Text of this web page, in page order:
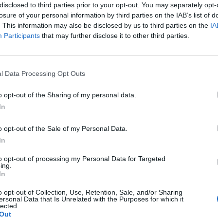
to third parties prior to your opt-out. You may separately
of your personal information by third parties on the IAB’s list of
This information may also be disclosed by us to third parties on the
Participants that may further disclose it to other third parties.
Data Processing Opt Outs
opt-out of the Sharing of my personal data.
opt-out of the Sale of my Personal Data.
opt-out of processing my Personal Data for Targeted
opt-out of Collection, Use, Retention, Sale, and/or Sharing
Data that Is Unrelated with the Purposes for which it
Giancarlo Magalli. Spunta anche
al Teatro Brancaccio: l'ex senatore di Fi,
dalle Iene Onnis e Corti, si è
Rudy Giuliani a Come States?
americana